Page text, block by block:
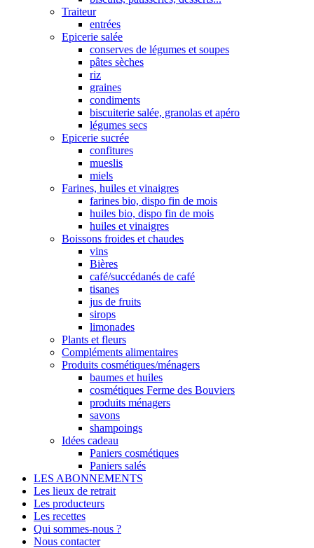
Traiteur
entrées
Epicerie salée
conserves de légumes et soupes
pâtes sèches
riz
graines
condiments
biscuiterie salée, granolas et apéro
légumes secs
Epicerie sucrée
confitures
mueslis
miels
Farines, huiles et vinaigres
farines bio, dispo fin de mois
huiles bio, dispo fin de mois
huiles et vinaigres
Boissons froides et chaudes
vins
Bières
café/succédanés de café
tisanes
jus de fruits
sirops
limonades
Plants et fleurs
Compléments alimentaires
Produits cosmétiques/ménagers
baumes et huiles
cosmétiques Ferme des Bouviers
produits ménagers
savons
shampoings
Idées cadeau
Paniers cosmétiques
Paniers salés
LES ABONNEMENTS
Les lieux de retrait
Les producteurs
Les recettes
Qui sommes-nous ?
Nous contacter